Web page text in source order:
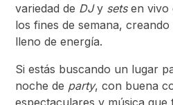
variedad de DJy setsen vivo
los fines de semana,
lleno de energía.
Si estás buscando un lugar
noche de party, con buena
espectaculares y música que